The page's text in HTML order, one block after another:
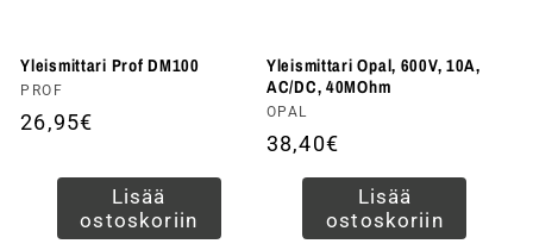
Yleismittari Prof DM100
Myyjä:
PROF
Normaalihinta
26,95€
Lisää
ostoskoriin
Yleismittari Opal, 600V, 10A,
AC/DC, 40MOhm
Myyjä:
OPAL
Normaalihinta
38,40€
Lisää
ostoskoriin